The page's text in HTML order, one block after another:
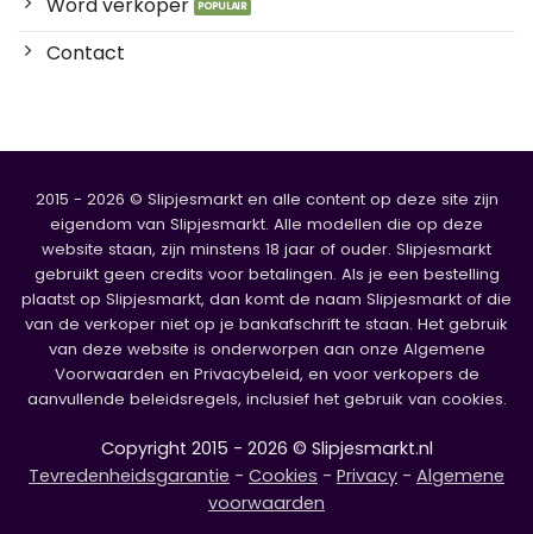
Contact
2015 - 2026 © Slipjesmarkt en alle content op deze site zijn
eigendom van Slipjesmarkt. Alle modellen die op deze
website staan, zijn minstens 18 jaar of ouder. Slipjesmarkt
gebruikt geen credits voor betalingen. Als je een bestelling
plaatst op Slipjesmarkt, dan komt de naam Slipjesmarkt of die
van de verkoper niet op je bankafschrift te staan. Het gebruik
van deze website is onderworpen aan onze Algemene
Voorwaarden en Privacybeleid, en voor verkopers de
aanvullende beleidsregels, inclusief het gebruik van cookies.
Copyright 2015 - 2026 © Slipjesmarkt.nl
Tevredenheidsgarantie - Cookies - Privacy - Algemene
voorwaarden